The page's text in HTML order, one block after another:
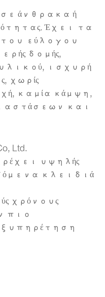
άνθρακα ή
Έχει τα
εύλογου
δομής,
ισχυρή
χωρίς
καμία κάμψη,
και
Ltd.
υψηλής
κλειδιά
χρόνους
πιο